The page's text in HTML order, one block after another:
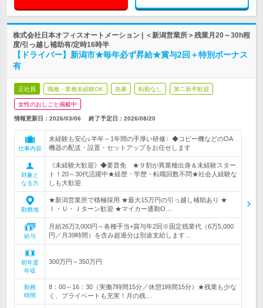
株式会社日本オフィスオートメーション | ＜新潟営業所＞残業月20～30h程
度/引っ越し補助有/定時16時半
【ドライバー】新潟市★毎年必ず昇給★賞与2回＋特別ボーナス
有
正社員 職種・業種未経験OK 急募 転勤なし 第二新卒歓迎
女性のおしごと掲載中
情報更新日：2026/03/06 終了予定日： 2026/08/20
仕事内容
未経験も安心♪半年～1年間の手厚い研修〉◆コピー機などのOA
機器の配送・設置・セットアップをお任せします
対象と
なる方
《未経験大歓迎》◆要普免 ★９割が異業種出身＆未経験スター
ト！20～30代活躍中★経歴・学歴・転職回数不問★社会人経験な
しも大歓迎
勤務地
★新潟営業所で積極採用 ★最大15万円の引っ越し補助あり ★
Ｉ・Ｕ・Ｊターン歓迎 ★マイカー通勤O…
給与
月給26万3,000円～各種手当+賞与年2回※固定残業代（6万5,000
円／月39時間）を含み超過分は別途支給します…
初年度
年収
300万円～350万円
勤務
時間
8：00～16：30（実働7時間15分／休憩1時間15分）★残業も少な
く、プライベートも充実！月の残…